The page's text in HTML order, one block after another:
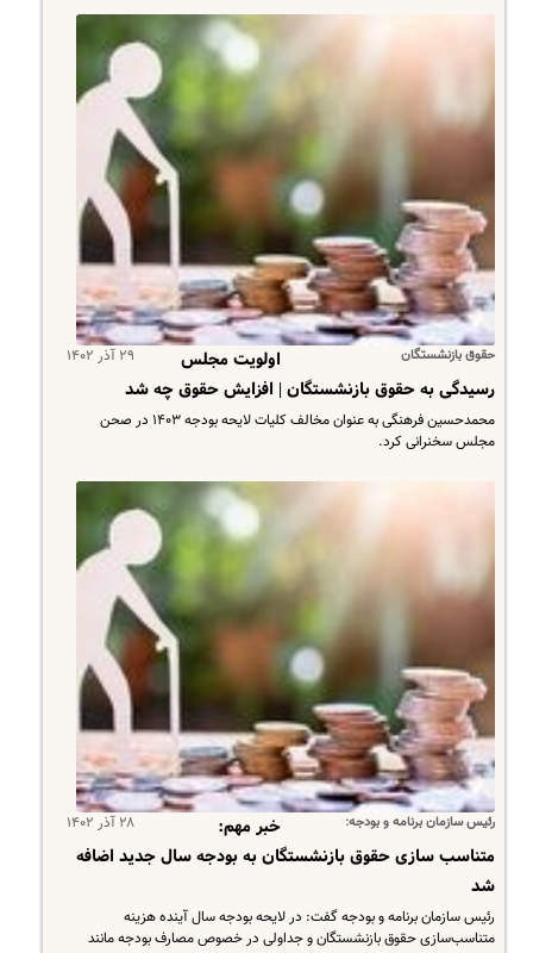
حقوق بازنشستگان ۲۹ آذر ۱۴۰۲
اولویت مجلس
رسیدگی به حقوق بازنشستگان | افزایش حقوق چه شد
محمدحسین فرهنگی به عنوان مخالف کلیات لایحه بودجه ۱۴۰۳ در صحن
مجلس سخنرانی کرد.
رئیس سازمان برنامه و بودجه: ۲۸ آذر ۱۴۰۲
خبر مهم:
متناسب سازی حقوق بازنشستگان به بودجه سال جدید اضافه
شد
رئیس سازمان برنامه و بودجه گفت: در لایحه بودجه سال آینده هزینه
متناسب‌سازی حقوق بازنشستگان و جداولی در خصوص مصارف بودجه مانند